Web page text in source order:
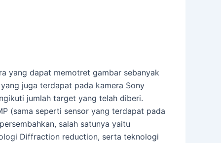
yang dapat memotret gambar sebanyak
juga terdapat pada kamera Sony
jumlah target yang telah diberi.
(sama seperti sensor yang terdapat pada
salah satunya yaitu
Diffraction reduction, serta teknologi